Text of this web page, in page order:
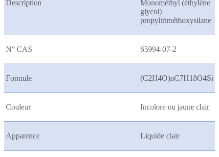
Description
Monométhyl (éthylène
glycol)
propyltriméthoxysilane
N° CAS 65994-07-2
Formule (C2H4O)nC7H18O4Si
Couleur Incolore ou jaune clair
Apparence Liquide clair